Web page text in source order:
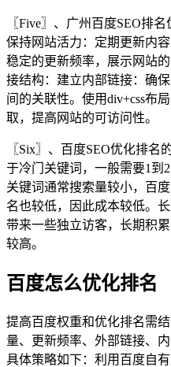
〖Five〗、广州百度SEO排
保持网站活力：定期更新内
稳定的更新频率，展示网站
接结构：建立内部链接：确
间的关联性。使用div+css布
取，提高网站的可访问性。
〖Six〗、百度SEO优化排
于冷门关键词，一般需要1到
关键词通常搜索量较小，百
名也较低，因此成本较低。
带来一些独立访客，长期积
较高。
百度怎么优化排名
提高百度权重和优化排名需
量、更新频率、外部链接、
具体策略如下：利用百度自